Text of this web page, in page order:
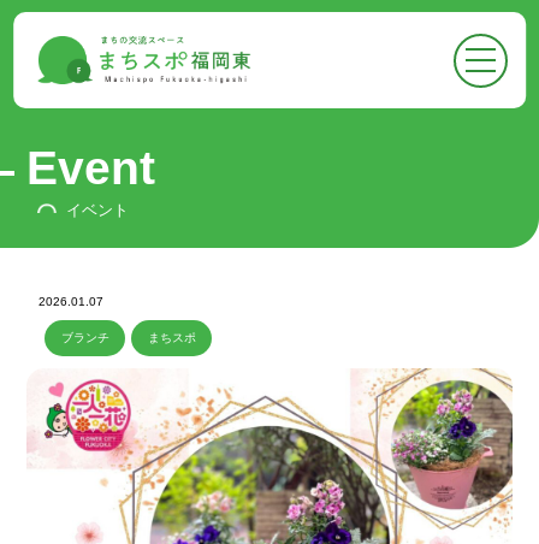
●トップページ
Top
●まちスポについて
-まちスポについて
-フロア案内
-お知らせ
●まちスポでできること
Activities
-イベントに参加する
-スペースをかりる
-悩みを相談する
-広報ができる
-
情報収集ができる
Event
イベント
2026.01.07
ブランチ まちスポ